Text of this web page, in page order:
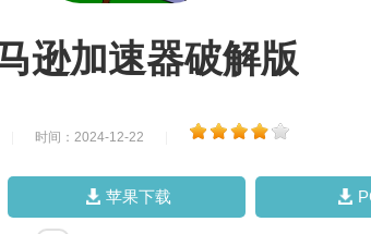
逊加速器破解版
时间：2024-12-22
苹果下载